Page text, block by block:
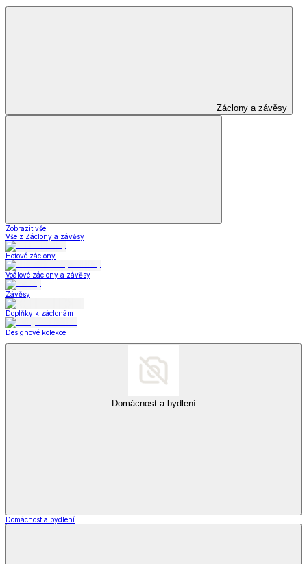
Záclony a závěsy
Zobrazit vše
Vše z Záclony a závěsy
Hotové záclony
Voálové záclony a závěsy
Závěsy
Doplňky k záclonám
Designové kolekce
Domácnost a bydlení
Domácnost a bydlení